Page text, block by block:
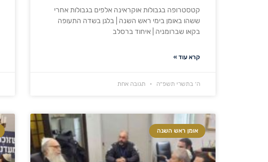
קטסטרופה בגבולות אוקראינה אלפים בגבולות אחרי
ששהו באומן בימי ראש השנה | בלגן בשדה התעופה
בקאו שברומניה | איחוד ברסלב
קרא עוד »
ה׳ בתשרי תשפ״ה תגובה אחת
אומן ראש השנה